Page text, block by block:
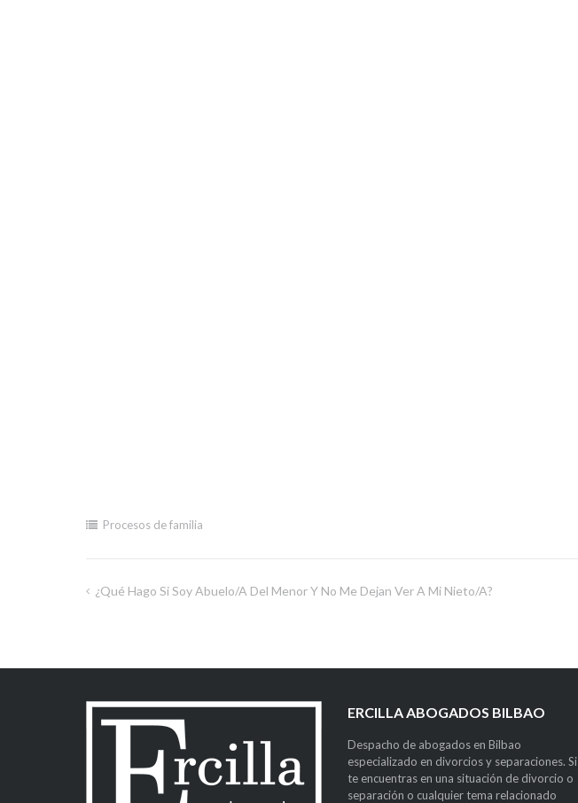
Procesos de familia
¿Qué Hago Si Soy Abuelo/a Del Menor Y No Me Dejan Ver A Mi Nieto/a?
ERCILLA ABOGADOS BILBAO
Despacho de abogados en Bilbao
especializado en divorcios y separaciones. Si
te encuentras en una situación de divorcio o
separación o cualquier tema relacionado